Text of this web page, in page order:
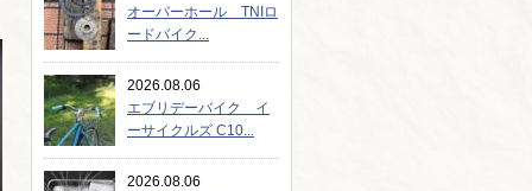
オーバーホール TNIロ
ードバイク...
2026.08.06
エブリデーバイク イ
ーサイクルズ C10...
2026.08.06